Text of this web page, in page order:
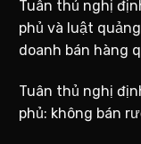
Tuân thủ nghị
phủ và luật
doanh bán hàng
Tuân thủ nghị
phủ: không bán